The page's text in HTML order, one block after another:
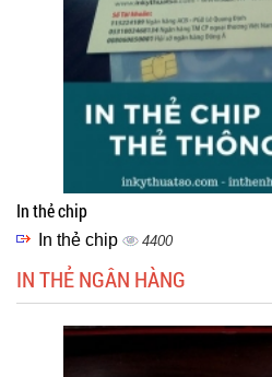
In thẻ chip
In thẻ chip 4400
IN THẺ NGÂN HÀNG